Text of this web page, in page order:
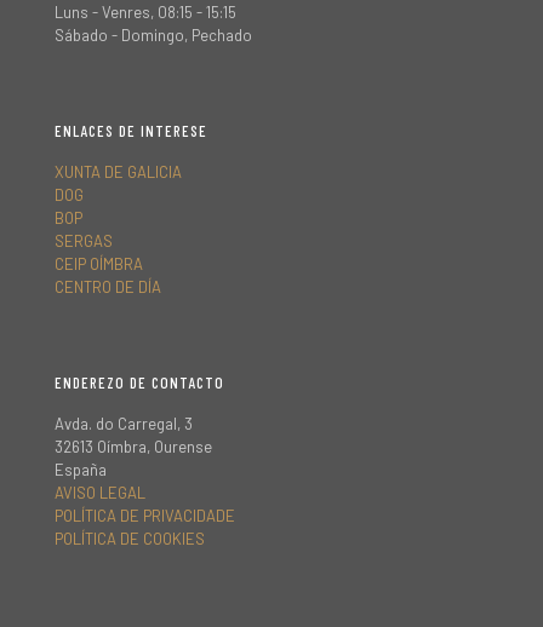
Luns - Venres, 08:15 - 15:15
Sábado - Domingo, Pechado
ENLACES DE INTERESE
XUNTA DE GALICIA
DOG
BOP
SERGAS
CEIP OÍMBRA
CENTRO DE DÍA
ENDEREZO DE CONTACTO
Avda. do Carregal, 3
32613 Oímbra, Ourense
España
AVISO LEGAL
POLÍTICA DE PRIVACIDADE
POLÍTICA DE COOKIES